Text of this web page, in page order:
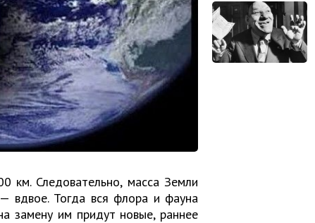
км. Следовательно, масса Земли
вдвое. Тогда вся флора и фауна
замену им придут новые, раннее